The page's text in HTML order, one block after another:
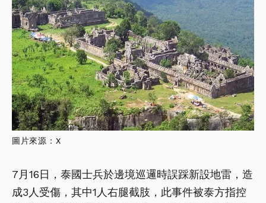
圖片來源： X
7月16日，泰國士兵於邊境巡邏時誤踩新設地雷，造
成3人受傷，其中1人右腿截肢，此事件被泰方指控